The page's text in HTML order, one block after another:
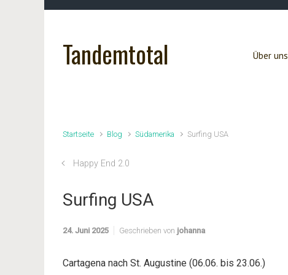
Tandemtotal Über uns
Startseite Blog Südamerika Surfing USA
Happy End 2.0
Surfing USA
24. Juni 2025 Geschrieben von johanna
Cartagena nach St. Augustine (06.06. bis 23.06.)